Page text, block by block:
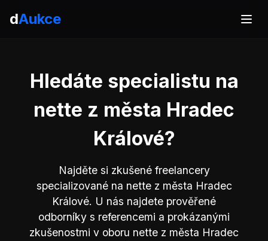
dAukce
Hledáte specialistu na
nette z města Hradec
Králové?
Najděte si zkušené freelancery
specializované na nette z města Hradec
Králové. U nás najdete prověřené
odborníky s referencemi a prokázanými
zkušenostmi v oboru nette z města Hradec